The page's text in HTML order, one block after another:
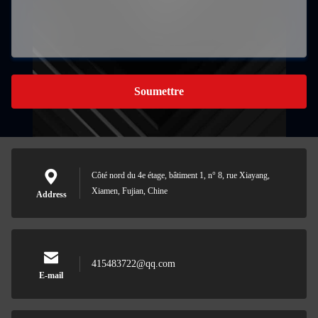
Soumettre
Address
Côté nord du 4e étage, bâtiment 1, n° 8, rue Xiayang,
Xiamen, Fujian, Chine
E-mail
415483722@qq.com